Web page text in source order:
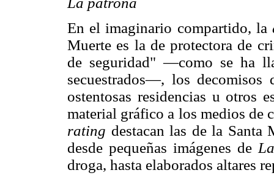
En el imaginario compartido, la
Muerte es la de protectora de
de seguridad" —como se ha
secuestrados—, los
ostentosas residencias u otros
material gráfico a los medios de
rating destacan las de la Santa
desde pequeñas imágenes de
droga, hasta elaborados altares